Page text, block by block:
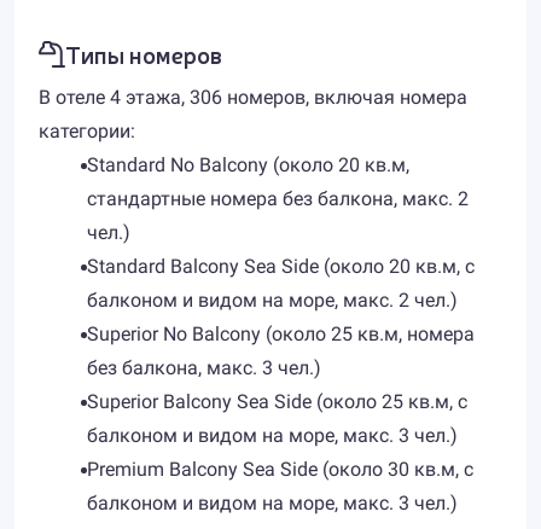
Типы номеров
В отеле 4 этажа, 306 номеров, включая номера
категории:
Standard No Balcony (около 20 кв.м,
стандартные номера без балкона, макс. 2
чел.)
Standard Balcony Sea Side (около 20 кв.м, с
балконом и видом на море, макс. 2 чел.)
Superior No Balcony (около 25 кв.м, номера
без балкона, макс. 3 чел.)
Superior Balcony Sea Side (около 25 кв.м, с
балконом и видом на море, макс. 3 чел.)
Premium Balcony Sea Side (около 30 кв.м, с
балконом и видом на море, макс. 3 чел.)